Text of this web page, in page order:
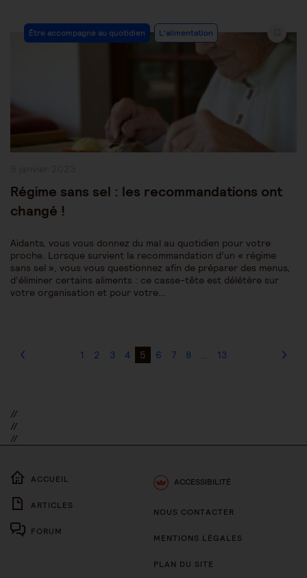
Post
Category:
Être accompagné au quotidien L'alimentation
Régime sans sel : les recommandations ont
changé !
Aidants, vous vous donnez du mal au quotidien pour votre
proche. Lorsque survient la recommandation d’un « régime
sans sel », vous vous questionnez afin de préparer des menus,
d’éliminer certains aliments : ce casse-tête est délétère sur
votre organisation et pour votre…
1 2 3 4 5 6 7 8 … 13
//
//
//
ACCUEIL
ARTICLES
FORUM
ACCESSIBILITÉ
NOUS CONTACTER
MENTIONS LÉGALES
PLAN DU SITE